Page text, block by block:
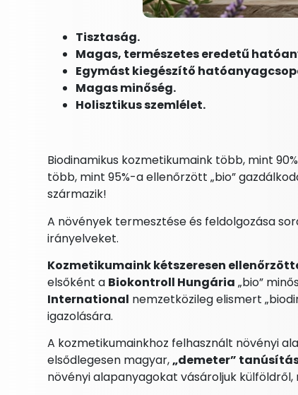
Tisztaság.
Magas, természetes eredetű
Egymást kiegészítő
Magas minőség.
Holisztikus szemlélet.
Biodinamikus kozmetikumaink több, mint
több, mint 95%-a ellenőrzött „bio”
származik!
A növények termesztése és feldolgozása
irányelveket.
Kozmetikumaink kétszeresen
elsőként a Biokontroll Hungária „bio”
International nemzetközileg elismert
igazolására.
A kozmetikumainkhoz felhasznált növényi
elsődlegesen magyar,„demeter”
növényi alapanyagokat vásároljuk